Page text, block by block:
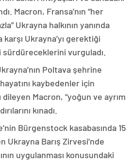
Macron, Fransa’nın “her
Ukrayna halkının yanında
karşı Ukrayna’yı gerektiği
vurguladı.
Poltava şehrine
kaybedenler için
dileyen Macron, “yoğun ve ayrım
kınadı.
Bürgenstock kasabasında 15
Ukrayna Barış Zirvesi’nde
uygulanması konusundaki